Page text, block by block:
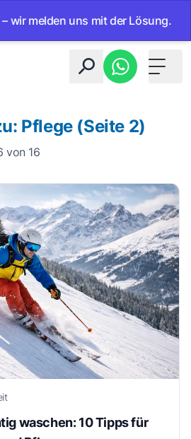
uns mit der Lösung. •
Toggle
Pflege (Seite 2)
von 16
waschen: 10 Tipps für